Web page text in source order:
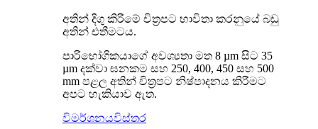
අතින් දිගු කිරීමේ චිත්‍රපට භාවිතා කරනුයේ බඩු
අතින් එතීමටය.
පාරිභෝගිකයාගේ අවශ්‍යතා මත 8 µm සිට 35
µm දක්වා ඝනකම සහ 250, 400, 450 සහ 500
mm පළල අතින් චිත්‍රපට නිෂ්පාදනය කිරීමට
අපට හැකියාව ඇත.
විමර්ශනයවිස්තර